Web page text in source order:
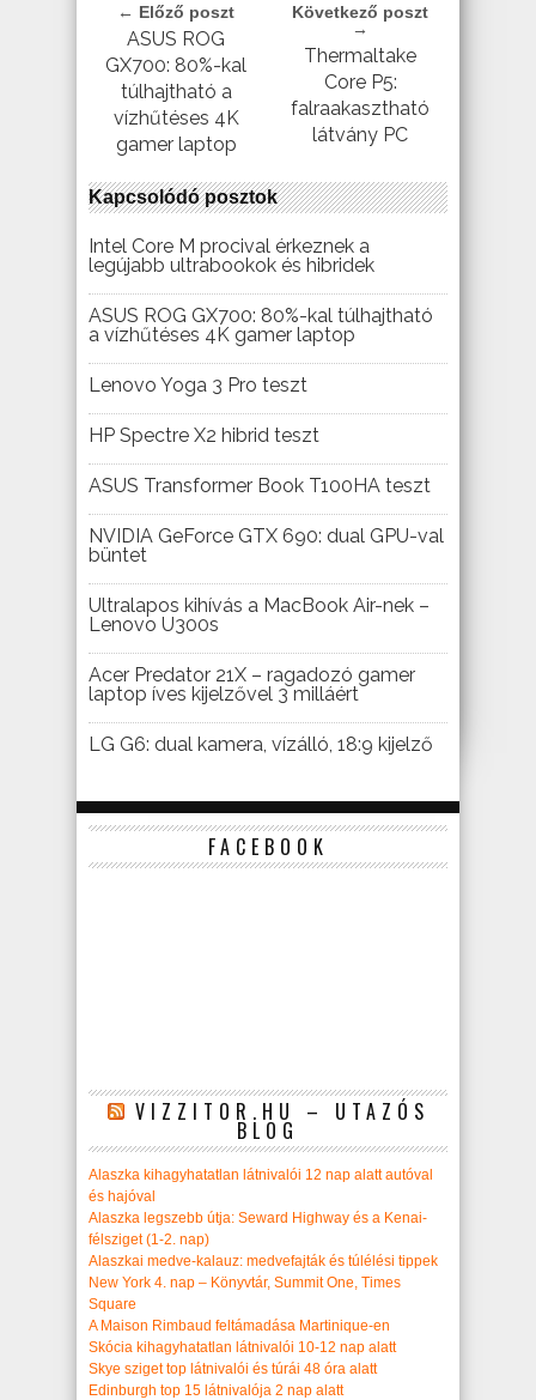
← Előző poszt
ASUS ROG
GX700: 80%-kal
túlhajtható a
vízhűtéses 4K
gamer laptop
Következő poszt
→
Thermaltake
Core P5:
falraakasztható
látvány PC
Kapcsolódó posztok
Intel Core M procival érkeznek a
legújabb ultrabookok és hibridek
ASUS ROG GX700: 80%-kal túlhajtható
a vízhűtéses 4K gamer laptop
Lenovo Yoga 3 Pro teszt
HP Spectre X2 hibrid teszt
ASUS Transformer Book T100HA teszt
NVIDIA GeForce GTX 690: dual GPU-val
büntet
Ultralapos kihívás a MacBook Air-nek –
Lenovo U300s
Acer Predator 21X – ragadozó gamer
laptop íves kijelzővel 3 milláért
LG G6: dual kamera, vízálló, 18:9 kijelző
FACEBOOK
VIZZITOR.HU – UTAZÓS
BLOG
Alaszka kihagyhatatlan látnivalói 12 nap alatt autóval
és hajóval
Alaszka legszebb útja: Seward Highway és a Kenai-
félsziget (1-2. nap)
Alaszkai medve-kalauz: medvefajták és túlélési tippek
New York 4. nap – Könyvtár, Summit One, Times
Square
A Maison Rimbaud feltámadása Martinique-en
Skócia kihagyhatatlan látnivalói 10-12 nap alatt
Skye sziget top látnivalói és túrái 48 óra alatt
Edinburgh top 15 látnivalója 2 nap alatt